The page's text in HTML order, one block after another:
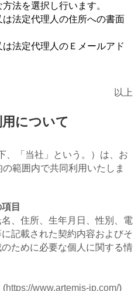
を選択し行います。
法定代理人の住所への書面
法定代理人のＥメールアド
以上
について
、「当社」という。）は、お
範囲内で共同利用いたしま
目
、住所、生年月日、性別、電
記載された契約内容およびそ
ために必要な個人に関する情
(https://www.artemis-jp.com/)